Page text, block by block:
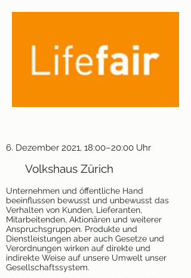
6. Dezember 2021, 18:00–20:00 Uhr
Volkshaus Zürich
Unternehmen und öffentliche Hand
beeinflussen bewusst und unbewusst das
Verhalten von Kunden, Lieferanten,
Mitarbeitenden, Aktionären und weiterer
Anspruchsgruppen. Produkte und
Dienstleistungen aber auch Gesetze und
Verordnungen wirken auf direkte und
indirekte Weise auf unsere Umwelt unser
Gesellschaftssystem.